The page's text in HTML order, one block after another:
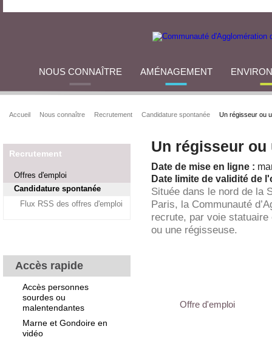
NOUS CONNAÎTRE AMÉNAGEMENT
Accueil Nous connaître Recrutement Candidature spontanée Un régisseur ou
Recrutement
Offres d'emploi
Candidature spontanée
Flux RSS des offres d'emploi
Accès rapide
Accès personnes
sourdes ou
malentendantes
Marne et Gondoire en
vidéo
Un régisseur
Date de mise en ligne :
Date limite de validité de
Située dans le nord de la
Paris, la Communauté
recrute, par voie
ou une régisseuse.
Offre d'emploi